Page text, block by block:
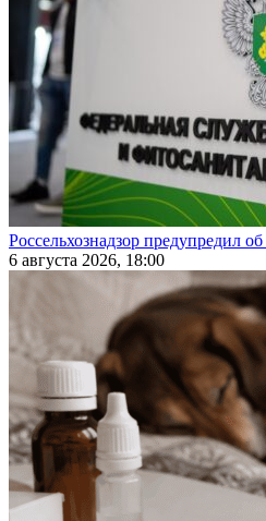
Россельхознадзор предупредил
6 августа 2026, 18:00